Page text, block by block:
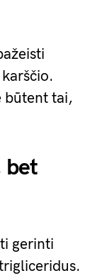
būtent tai,
bet
gerinti